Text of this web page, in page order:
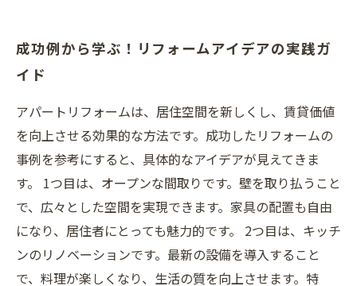
成功例から学ぶ！リフォームアイデアの実践ガ
イド
アパートリフォームは、居住空間を新しくし、賃貸価値
を向上させる効果的な方法です。成功したリフォームの
事例を参考にすると、具体的なアイデアが見えてきま
す。 1つ目は、オープンな間取りです。壁を取り払うこと
で、広々とした空間を実現できます。家具の配置も自由
になり、居住者にとっても魅力的です。 2つ目は、キッチ
ンのリノベーションです。最新の設備を導入すること
で、料理が楽しくなり、生活の質を向上させます。特